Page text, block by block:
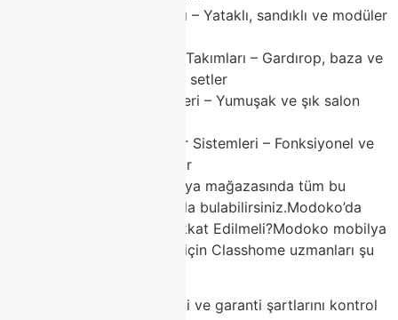
Köşe Koltuk Takımları – Yataklı, sandıklı ve modüler
Modern Yatak Odası Takımları – Gardırop, baza ve
komodinlerle komple setler
Kadife Koltuk Modelleri – Yumuşak ve şık salon
TV Üniteleri ve Duvar Sistemleri – Fonksiyonel ve
estetik tamamlayıcılar
Classhome Modoko mobilya mağazasında tüm bu
trendleri rekabetçi fiyatlarla bulabilirsiniz.Modoko’da
Mobilya Alırken Nelere Dikkat Edilmeli?Modoko mobilya
alışverişinde doğru seçim için Classhome uzmanları şu
Mağaza güvenilirliğini ve garanti şartlarını kontrol